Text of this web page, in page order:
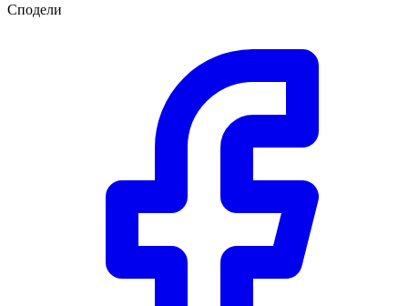
Сподели